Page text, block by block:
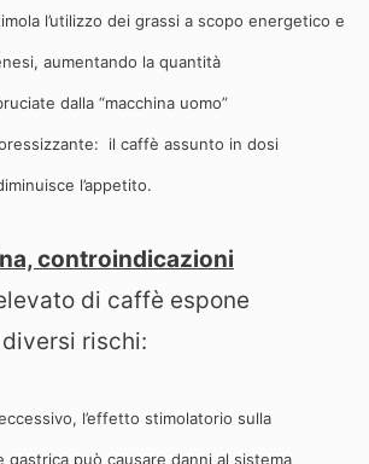
l’utilizzo dei grassi a scopo energetico e
aumentando la quantità
dalla “macchina uomo”
il caffè assunto in dosi
l’appetito.
controindicazioni
di caffè espone
diversi rischi:
l’effetto stimolatorio sulla
gastrica può causare danni al sistema